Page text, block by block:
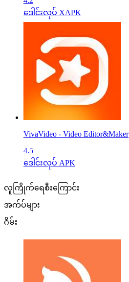
ဒေါင်းလုပ် XAPK
VivaVideo - Video Editor&Maker
4.5
ဒေါင်းလုပ် APK
လူကြိုက်ရေစီးကြောင်း
အက်ပ်များ
ဂိမ်း